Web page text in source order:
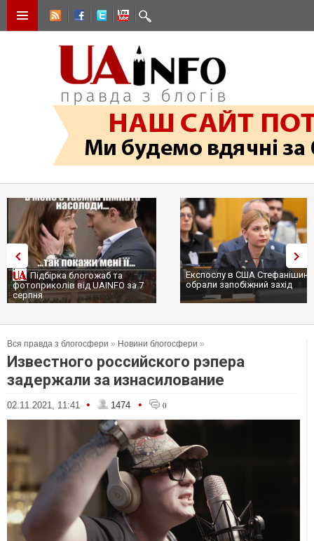
Підбірка блогожаб та
фотоприколів від UAINFO за 7
серпня
Експослу в США
обрали запобіжний захід
Вся правда з блогосфери » Новини блогосфери »
Известного российского рэпера
задержали за изнасилование
02.11.2021, 11:41 • 1474 • 0